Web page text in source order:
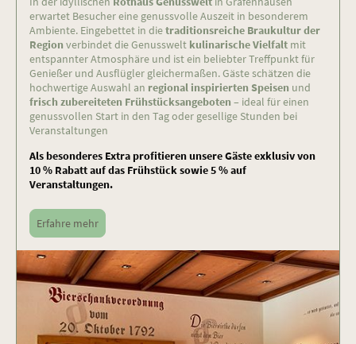
erwartet Besucher eine genussvolle Auszeit in besonderem
Ambiente. Eingebettet in dietraditionsreiche Braukultur der
Region verbindet die Genusswelt kulinarische Vielfalt mit
entspannter Atmosphäre und ist ein beliebter Treffpunkt für
Genießer und Ausflügler gleichermaßen. Gäste schätzen die
hochwertige Auswahl an regional inspirierten Speisen und
frisch zubereiteten Frühstücksangeboten – ideal für einen
genussvollen Start in den Tag oder gesellige Stunden bei
Veranstaltungen
Als besonderes Extra profitieren unsere Gäste exklusiv von
10 % Rabatt auf das Frühstück sowie 5 % auf
Veranstaltungen.
Erfahre mehr